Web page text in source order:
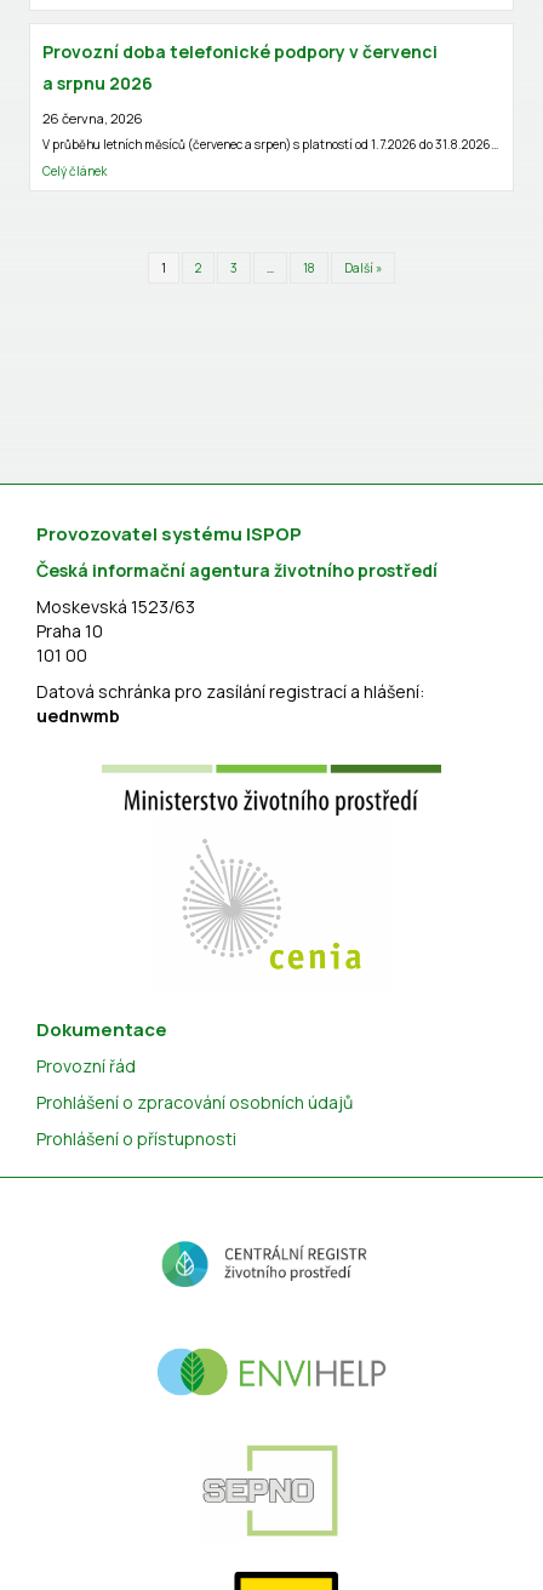
Provozní doba telefonické podpory v červenci
a srpnu 2026
26 června, 2026
V průběhu letních měsíců (červenec a srpen) s platností od 1.7.2026 do 31.8.2026…
Celý článek
1 2 3 … 18 Další »
Provozovatel systému ISPOP
Česká informační agentura životního prostředí
Moskevská 1523/63
Praha 10
101 00
Datová schránka pro zasílání registrací a hlášení:
uednwmb
Dokumentace
Provozní řád
Prohlášení o zpracování osobních údajů
Prohlášení o přístupnosti